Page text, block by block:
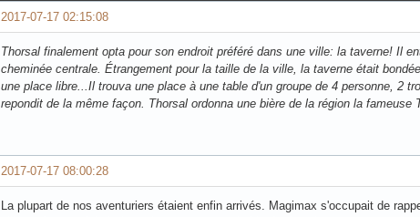
2017-07-17 02:15:08
Thorsal finalement opta pour son endroit préféré dans une ville: la taverne! Il
cheminée centrale. Étrangement pour la taille de la ville, la taverne était
une place libre...Il trouva une place à une table d'un groupe de 4 personne, 2
repondit de la même façon. Thorsal ordonna une bière de la région la fameuse
2017-07-17 08:00:28
La plupart de nos aventuriers étaient enfin arrivés. Magimax s'occupait de